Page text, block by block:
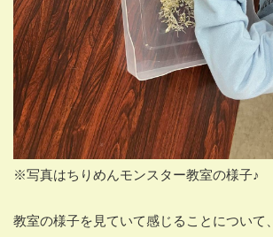
※写真はちりめんモンスター教室の様子♪
教室の様子を見ていて感じることについて、